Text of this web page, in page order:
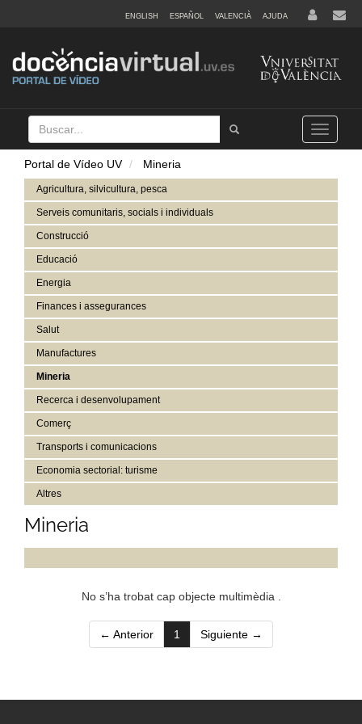
ENGLISH ESPAÑOL VALENCIÀ AJUDA
Buscar
Tramet
Toggle
navigation
Portal de Vídeo UV Mineria
Agricultura, silvicultura, pesca
Serveis comunitaris, socials i individuals
Construcció
Educació
Energia
Finances i assegurances
Salut
Manufactures
Mineria
Recerca i desenvolupament
Comerç
Transports i comunicacions
Economia sectorial: turisme
Altres
Mineria
No s’ha trobat cap objecte multimèdia .
← Anterior 1 (current)
Siguiente →